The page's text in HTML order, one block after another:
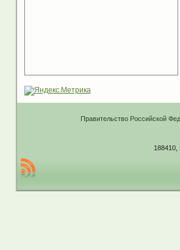
Правительство Российской
188410,